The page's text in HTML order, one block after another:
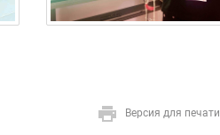
Версия для печати